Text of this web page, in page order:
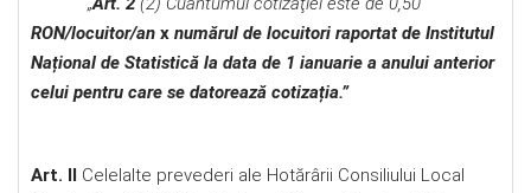
RON/locuitor/an x numărul de locuitori raportat de Institutul
Național de Statistică la data de 1 ianuarie a anului anterior
celui pentru care se datorează cotizația.”
Art. II Celelalte prevederi ale Hotărârii Consiliului Local